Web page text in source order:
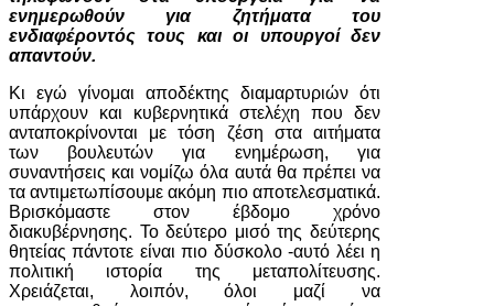
ενημερωθούν για ζητήματα του
ενδιαφέροντός τους και οι υπουργοί δεν
απαντούν.
Κι εγώ γίνομαι αποδέκτης διαμαρτυριών ότι
υπάρχουν και κυβερνητικά στελέχη που δεν
ανταποκρίνονται με τόση ζέση στα αιτήματα
των βουλευτών για ενημέρωση, για
συναντήσεις και νομίζω όλα αυτά θα πρέπει να
τα αντιμετωπίσουμε ακόμη πιο αποτελεσματικά.
Βρισκόμαστε στον έβδομο χρόνο
διακυβέρνησης. Το δεύτερο μισό της δεύτερης
θητείας πάντοτε είναι πιο δύσκολο -αυτό λέει η
πολιτική ιστορία της μεταπολίτευσης.
Χρειάζεται, λοιπόν, όλοι μαζί να